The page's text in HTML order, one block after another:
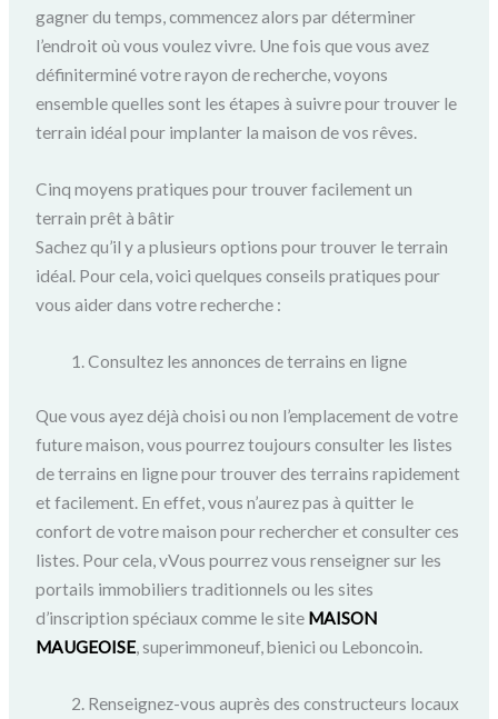
gagner du temps, commencez alors par déterminer
l’endroit où vous voulez vivre. Une fois que vous avez
définiterminé votre rayon de recherche, voyons
ensemble quelles sont les étapes à suivre pour trouver le
terrain idéal pour implanter la maison de vos rêves.
Cinq moyens pratiques pour trouver facilement un
terrain prêt à bâtir
Sachez qu’il y a plusieurs options pour trouver le terrain
idéal. Pour cela, voici quelques conseils pratiques pour
vous aider dans votre recherche :
Consultez les annonces de terrains en ligne
Que vous ayez déjà choisi ou non l’emplacement de votre
future maison, vous pourrez toujours consulter les listes
de terrains en ligne pour trouver des terrains rapidement
et facilement. En effet, vous n’aurez pas à quitter le
confort de votre maison pour rechercher et consulter ces
listes. Pour cela, vVous pourrez vous renseigner sur les
portails immobiliers traditionnels ou les sites
d’inscription spéciaux comme le site MAISON
MAUGEOISE, superimmoneuf, bienici ou Leboncoin.
Renseignez-vous auprès des constructeurs locaux